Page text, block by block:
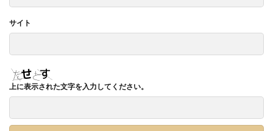
サイト
上に表示された文字を入力してください。